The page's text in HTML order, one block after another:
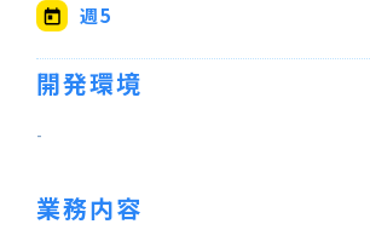
週5
開発環境
-
業務内容